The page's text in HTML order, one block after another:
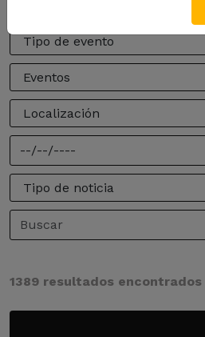
1389 resultados encontrados